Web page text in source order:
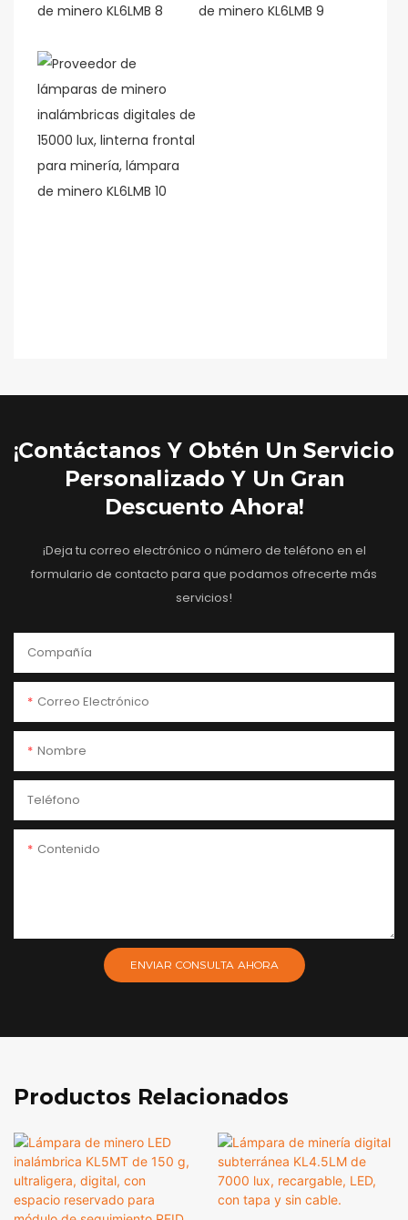
¡Contáctanos Y Obtén Un Servicio
Personalizado Y Un Gran
Descuento Ahora!
¡Deja tu correo electrónico o número de teléfono en el
formulario de contacto para que podamos ofrecerte más
servicios!
Compañía
Correo Electrónico
Nombre
Teléfono
Contenido
ENVIAR CONSULTA AHORA
Productos Relacionados